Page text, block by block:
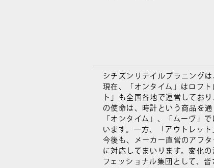
シチズンリテイルプラニング
現在、「オンタイム」はロフ
ト」も全国各地で運営してお
の使命は、時計という商品を
「オンタイム」、「ムーヴ」
います。一方、「アウトレッ
今後も、メーカー直営のアフ
に対応してまいります。変化
フェッショナル集団として、